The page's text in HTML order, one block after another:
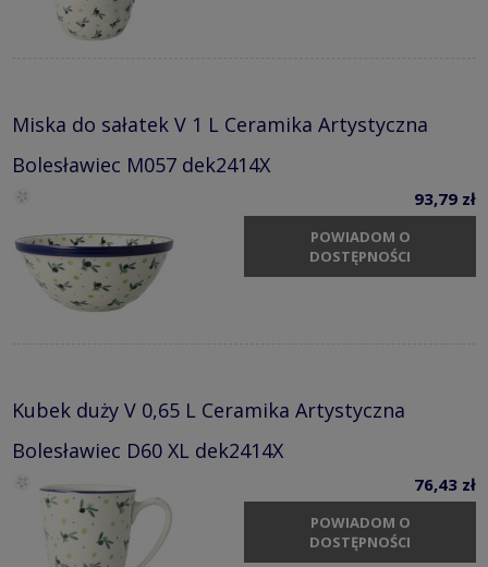
Miska do sałatek V 1 L Ceramika Artystyczna
Bolesławiec M057 dek2414X
93,79 zł
POWIADOM O
DOSTĘPNOŚCI
Kubek duży V 0,65 L Ceramika Artystyczna
Bolesławiec D60 XL dek2414X
76,43 zł
POWIADOM O
DOSTĘPNOŚCI